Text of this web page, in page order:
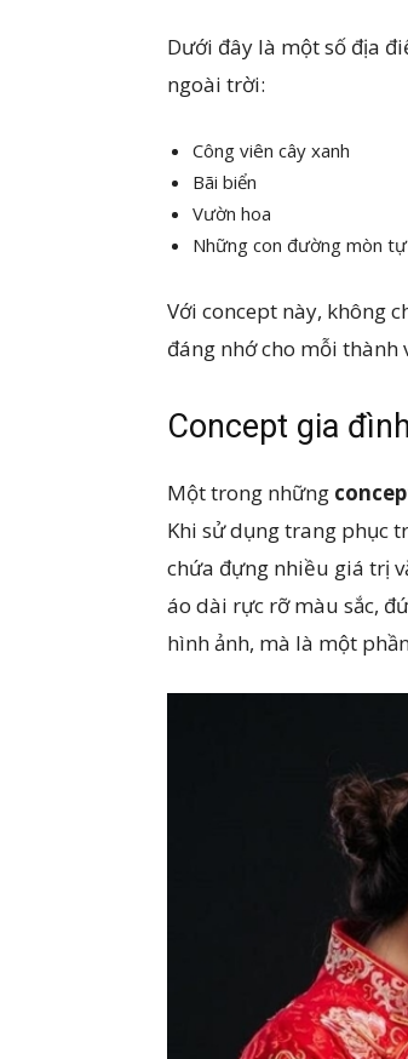
Dưới đây là một số địa
ngoài trời:
Công viên cây xanh
Bãi biển
Vườn hoa
Những con đường mòn
Với concept này, không
đáng nhớ cho mỗi thành
Concept gia
Một trong những
Khi sử dụng trang phục
chứa đựng nhiều giá trị
áo dài rực rỡ màu sắc,
hình ảnh, mà là một